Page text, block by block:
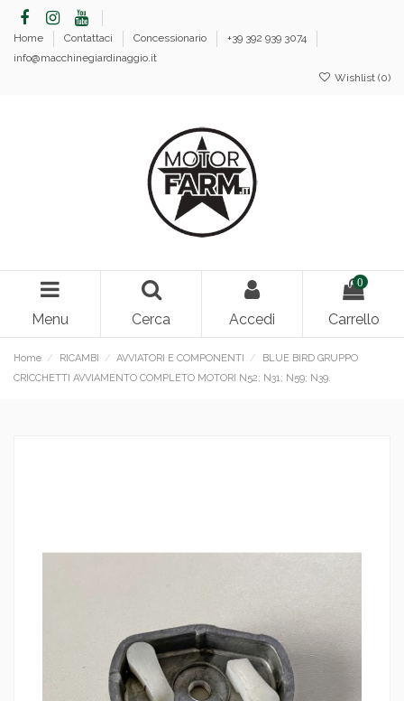
Home Contattaci Concessionario
+39 392 939 3074
info@macchinegiardinaggio.it
Wishlist (0)
Menu Cerca Accedi
0
Carrello
Home RICAMBI AVVIATORI E COMPONENTI
BLUE BIRD GRUPPO
CRICCHETTI AVVIAMENTO COMPLETO MOTORI N52; N31; N59; N39.